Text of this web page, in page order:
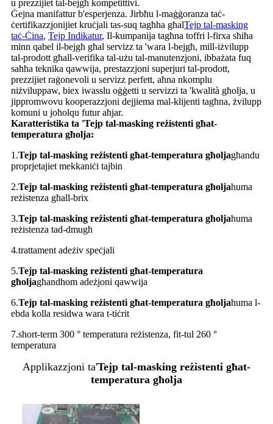
u prezzijiet tal-bejgħ kompetittivi.
Ġejna manifattur b'esperjenza. Jirbħu l-maġġoranza taċ-
ċertifikazzjonijiet kruċjali tas-suq tagħha għalTejp tal-masking
taċ-Ċina, Tejp Indikatur, Il-kumpanija tagħna toffri l-firxa sħiħa
minn qabel il-bejgħ għal servizz ta 'wara l-bejgħ, mill-iżvilupp
tal-prodott għall-verifika tal-użu tal-manutenzjoni, ibbażata fuq
saħħa teknika qawwija, prestazzjoni superjuri tal-prodott,
prezzijiet raġonevoli u servizz perfett, aħna nkomplu
niżviluppaw, biex iwasslu oġġetti u servizzi ta 'kwalità għolja, u
jippromwovu kooperazzjoni dejjiema mal-klijenti tagħna, żvilupp
komuni u joħolqu futur aħjar.
Karatteristika ta 'Tejp tal-masking reżistenti għat-
temperatura għolja:
1.Tejp tal-masking reżistenti għat-temperatura għoljagħandu
proprjetajiet mekkaniċi tajbin
2.Tejp tal-masking reżistenti għat-temperatura għoljahuma
reżistenza għall-brix
3.Tejp tal-masking reżistenti għat-temperatura għoljahuma
reżistenza tad-dmugħ
4.trattament adeżiv speċjali
5.Tejp tal-masking reżistenti għat-temperatura
għoljagħandhom adeżjoni qawwija
6.Tejp tal-masking reżistenti għat-temperatura għoljahuma l-
ebda kolla residwa wara t-tiċrit
7.short-term 300 ° temperatura reżistenza, fit-tul 260 °
temperatura
Applikazzjoni ta'Tejp tal-masking reżistenti għat-
temperatura għolja